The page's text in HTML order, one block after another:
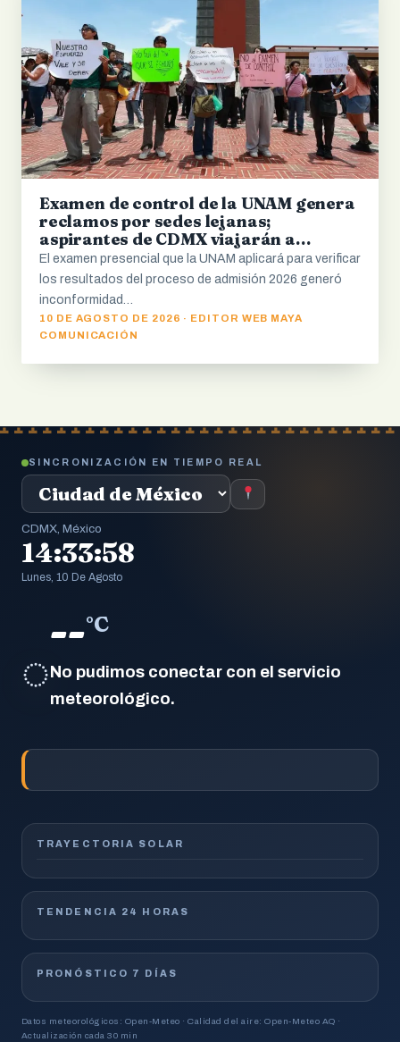
Examen de control de la UNAM genera
reclamos por sedes lejanas;
aspirantes de CDMX viajarán a
Tijuana
El examen presencial que la UNAM aplicará para verificar
los resultados del proceso de admisión 2026 generó
inconformidad…
10 DE AGOSTO DE 2026 · EDITOR WEB MAYA
COMUNICACIÓN
SINCRONIZACIÓN EN TIEMPO REAL
CDMX, México
14:33:59
Lunes, 10 De Agosto
◌
--°C
No pudimos conectar con el servicio
meteorológico.
TRAYECTORIA SOLAR
TENDENCIA 24 HORAS
PRONÓSTICO 7 DÍAS
Datos meteorológicos: Open-Meteo · Calidad del aire: Open-Meteo AQ ·
Actualización cada 30 min